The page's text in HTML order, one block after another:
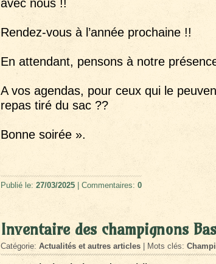
avec nous !!
Rendez-vous à l’année prochaine !!
En attendant, pensons à notre
A vos agendas, pour ceux qui le
repas tiré du sac ??
Bonne soirée ».
Publié le: 27/03/2025 | Commentaires: 0
Inventaire des champignons
Catégorie: Actualités et autres articles | Mots clés: